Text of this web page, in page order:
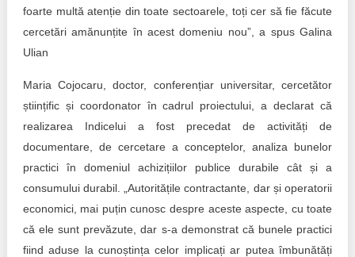
foarte multă atenție din toate sectoarele, toți cer să fie făcute
cercetări amănunțite în acest domeniu nou”, a spus Galina
Ulian
Maria Cojocaru, doctor, conferențiar universitar, cercetător
științific și coordonator în cadrul proiectului, a declarat că
realizarea Indicelui a fost precedat de activități de
documentare, de cercetare a conceptelor, analiza bunelor
practici în domeniul achizițiilor publice durabile cât și a
consumului durabil. „Autoritățile contractante, dar și operatorii
economici, mai puțin cunosc despre aceste aspecte, cu toate
că ele sunt prevăzute, dar s-a demonstrat că bunele practici
fiind aduse la cunoștința celor implicați ar putea îmbunătăți